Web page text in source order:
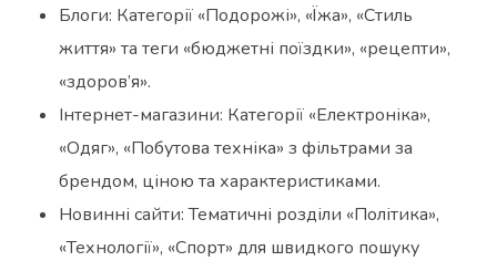
Блоги: Категорії «Подорожі», «Їжа», «Стиль
життя» та теги «бюджетні поїздки», «рецепти»,
«здоров’я».
Інтернет-магазини: Категорії «Електроніка»,
«Одяг», «Побутова техніка» з фільтрами за
брендом, ціною та характеристиками.
Новинні сайти: Тематичні розділи «Політика»,
«Технології», «Спорт» для швидкого пошуку